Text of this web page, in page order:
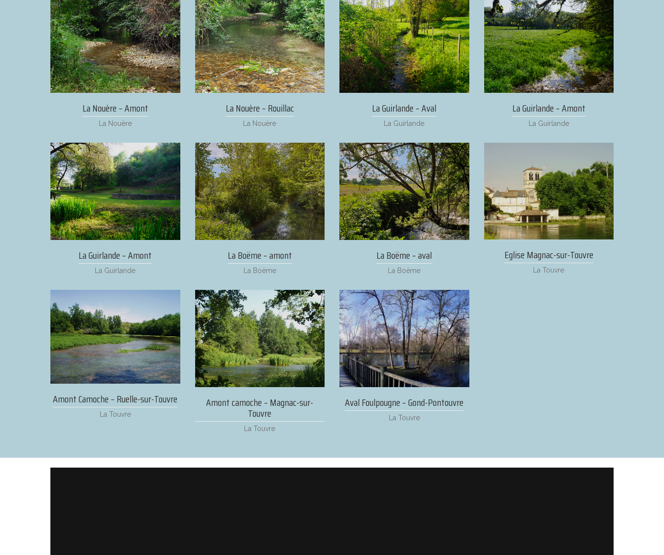
La Nouère – Amont
La Nouère
La Nouère – Rouillac
La Nouère
La Guirlande – Aval
La Guirlande
La Guirlande – Amont
La Guirlande
La Guirlande – Amont
La Guirlande
La Boëme – amont
La Boëme
La Boëme – aval
La Boëme
Eglise Magnac-sur-Touvre
La Touvre
Amont Camoche – Ruelle-sur-Touvre
La Touvre
Amont camoche – Magnac-sur-
Touvre
La Touvre
Aval Foulpougne – Gond-Pontouvre
La Touvre